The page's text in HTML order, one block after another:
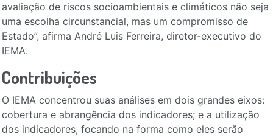
avaliação de riscos socioambientais e climáticos não seja
uma escolha circunstancial, mas um compromisso de
Estado”, afirma André Luis Ferreira, diretor-executivo do
IEMA.
Contribuições
O IEMA concentrou suas análises em dois grandes eixos:
cobertura e abrangência dos indicadores; e a utilização
dos indicadores, focando na forma como eles serão